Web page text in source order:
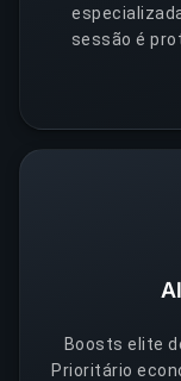
sessão é
Boosts elite
Prioritário